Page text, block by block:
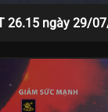
26.15 ngày 29/